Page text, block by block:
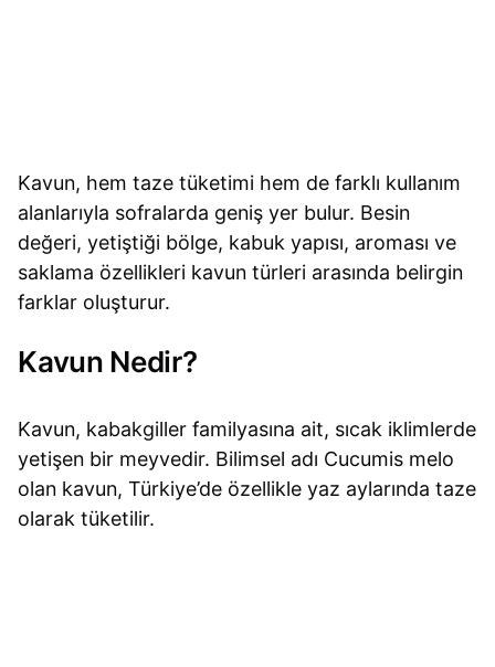
Kavun, hem taze tüketimi hem de farklı kullanım
alanlarıyla sofralarda geniş yer bulur. Besin
değeri, yetiştiği bölge, kabuk yapısı, aroması ve
saklama özellikleri kavun türleri arasında belirgin
farklar oluşturur.
Kavun Nedir?
Kavun, kabakgiller familyasına ait, sıcak iklimlerde
yetişen bir meyvedir. Bilimsel adı Cucumis melo
olan kavun, Türkiye’de özellikle yaz aylarında taze
olarak tüketilir.